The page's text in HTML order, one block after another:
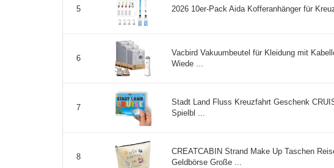
5 2026 10er-Pack Aida Kofferanhänger für
6
Vacbird Vakuumbeutel für Kleidung mit
Wiede ...
7
Stadt Land Fluss Kreuzfahrt Geschenk
Spielbl ...
8
CREATCABIN Strand Make Up Taschen
Geldbörse Große ...